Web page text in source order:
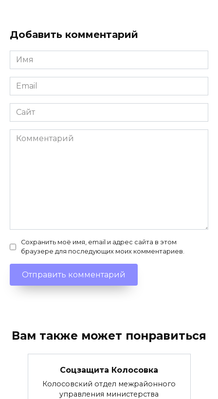
Добавить комментарий
Имя
*
Email
*
Сайт
Комментарий
Сохранить моё имя, email и адрес сайта в этом
браузере для последующих моих комментариев.
Вам также может понравиться
Соцзащита Колосовка
Колосовский отдел межрайонного
управления министерства